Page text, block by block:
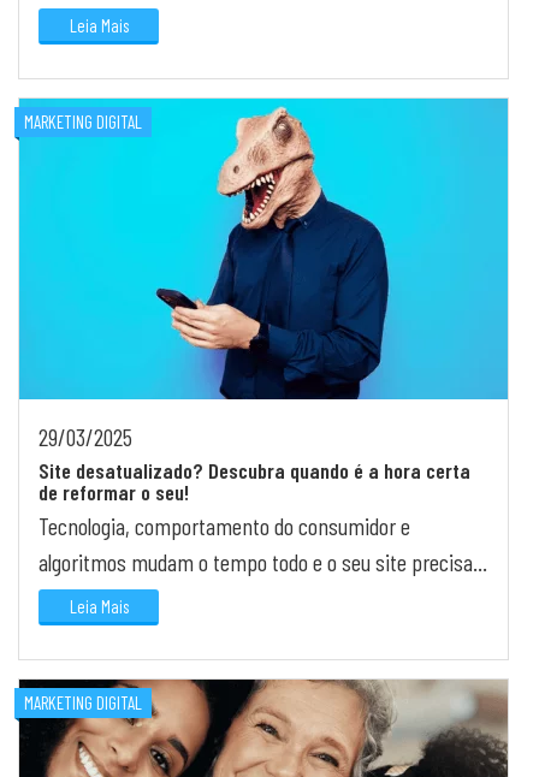
converte. E a maioria dos lojistas ignora isso.
Leia Mais
MARKETING DIGITAL
29/03/2025
Site desatualizado? Descubra quando é a hora certa
de reformar o seu!
Tecnologia, comportamento do consumidor e
algoritmos mudam o tempo todo e o seu site precisa
acompanhar. Veja os sinais de que está na hora de
atualizar sua...
Leia Mais
MARKETING DIGITAL